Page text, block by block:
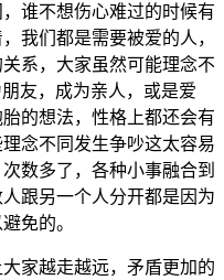
谁不想伤心难过的时候有
我们都是需要被爱的人，
系，大家虽然可能理念不
友，成为亲人，或是爱
的想法，性格上都还会有
念不同发生争吵这太容易
数多了，各种小事融合到
跟另一个人分开都是因为
免的。
家越走越远，矛盾更加的